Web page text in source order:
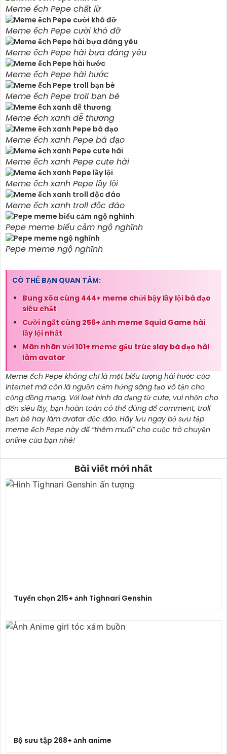
Meme ếch Pepe chất lừ
Meme ếch Pepe cười khó đỡ
Meme ếch Pepe hài bựa đáng yêu
Meme ếch Pepe hài hước
Meme ếch Pepe troll bạn bè
Meme ếch xanh dễ thương
Meme ếch xanh Pepe bá đạo
Meme ếch xanh Pepe cute hài
Meme ếch xanh Pepe lầy lội
Meme ếch xanh troll độc đáo
Pepe meme biểu cảm ngộ nghĩnh
Pepe meme ngộ nghĩnh
CÓ THỂ BẠN QUAN TÂM:
Bung xõa cùng 444+ meme chửi bậy lầy lội bá đạo
siêu chất
Cười ngất cùng 256+ ảnh meme Squid Game hài
lầy lội nhất
Mãn nhãn với 101+ meme gấu trúc slay bá đạo hài
làm avatar
Meme ếch Pepe không chỉ là một biểu tượng hài hước của
Internet mà còn là nguồn cảm hứng sáng tạo vô tận cho
cộng đồng mạng. Với loạt hình đa dạng từ cute, vui nhộn cho
đến siêu lầy, bạn hoàn toàn có thể dùng để comment, troll
bạn bè hay làm avatar độc đáo. Hãy lưu ngay bộ sưu tập
meme ếch Pepe này để “thêm muối” cho cuộc trò chuyện
online của bạn nhé!
Bài viết mới nhất
Tuyển chọn 215+ ảnh Tighnari Genshin
Bộ sưu tập 268+ ảnh anime